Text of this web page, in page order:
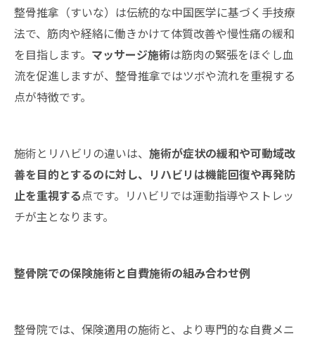
整骨推拿（すいな）は伝統的な中国医学に基づく手技療
法で、筋肉や経絡に働きかけて体質改善や慢性痛の緩和
を目指します。 マッサージ施術は筋肉の緊張をほぐし血
流を促進しますが、整骨推拿ではツボや流れを重視する
点が特徴です。
施術とリハビリの違いは、 施術が症状の緩和や可動域改
善を目的とするのに対し、リハビリは機能回復や再発防
止を重視する点です。リハビリでは運動指導やストレッ
チが主となります。
整骨院での保険施術と自費施術の組み合わせ例
整骨院では、保険適用の施術と、より専門的な自費メニ